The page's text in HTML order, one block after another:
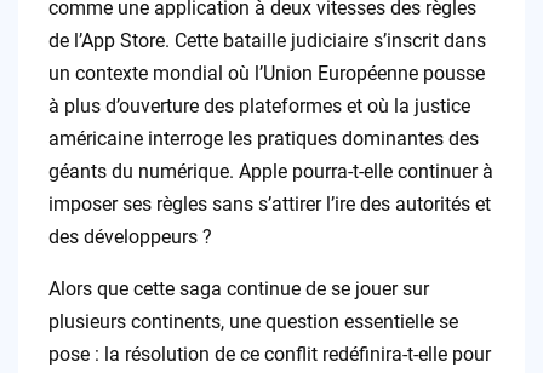
comme une application à deux vitesses des règles
de l’App Store. Cette bataille judiciaire s’inscrit dans
un contexte mondial où l’Union Européenne pousse
à plus d’ouverture des plateformes et où la justice
américaine interroge les pratiques dominantes des
géants du numérique. Apple pourra-t-elle continuer à
imposer ses règles sans s’attirer l’ire des autorités et
des développeurs ?
Alors que cette saga continue de se jouer sur
plusieurs continents, une question essentielle se
pose : la résolution de ce conflit redéfinira-t-elle pour